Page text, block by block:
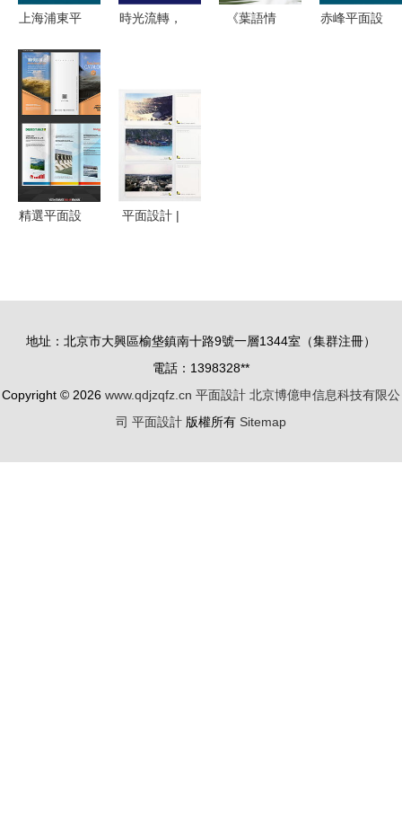
上海浦東平
機構如何選
擇？專業指
導幫你找到
最佳路徑
時光流轉，
四節氣遇見
平面設計
《葉語情
赤峰平面設
精選平面設
平面設計 |
得點醒你
地址：北京市大興區榆垡鎮南十路9號一層1344室（集群注冊）
電話：1398328**
Copyright © 2026 www.qdjzqfz.cn 平面設計 北京博億申信息科技有限公
司 平面設計 版權所有 Sitemap